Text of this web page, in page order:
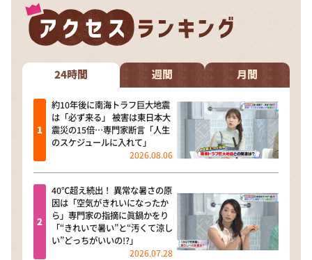
24時間 週間 月間
約10年後に南海トラフ巨大地震
は「必ず来る」 被害は東日本大
震災の15倍…専門家断言「人生
のスケジュールに入れて」
2026.08.06
40℃超え続出！ 異常な暑さの原
因は「空気がきれいになったか
ら」専門家の指摘に眞鍋かをり
「“きれいで暑い”と“汚くて涼し
い”どっちがいいの!?」
2026.07.28